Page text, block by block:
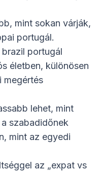
mint sokan várják,
portugál.
portugál
életben, különösen
megértés
lehet, mint
szabadidőnek
mint az egyedi
az „expat vs